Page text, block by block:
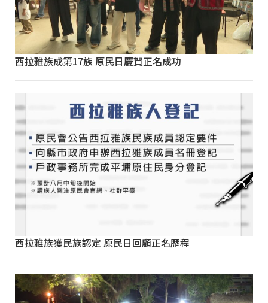
西拉雅族成第17族 原民日慶賀正名成功
西拉雅族獲民族認定 原民日回顧正名歷程